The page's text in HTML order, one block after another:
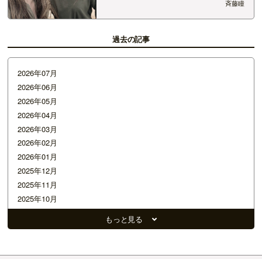
ざいました。 事前に、上村知世&斉藤瞳with 村井
杏 で長岡地域、三島地域、寺泊地域…
斉藤瞳
過去の記事
2026年07月
2026年06月
2026年05月
2026年04月
2026年03月
2026年02月
2026年01月
2025年12月
2025年11月
2025年10月
2025年09月
2025年06月
もっと見る